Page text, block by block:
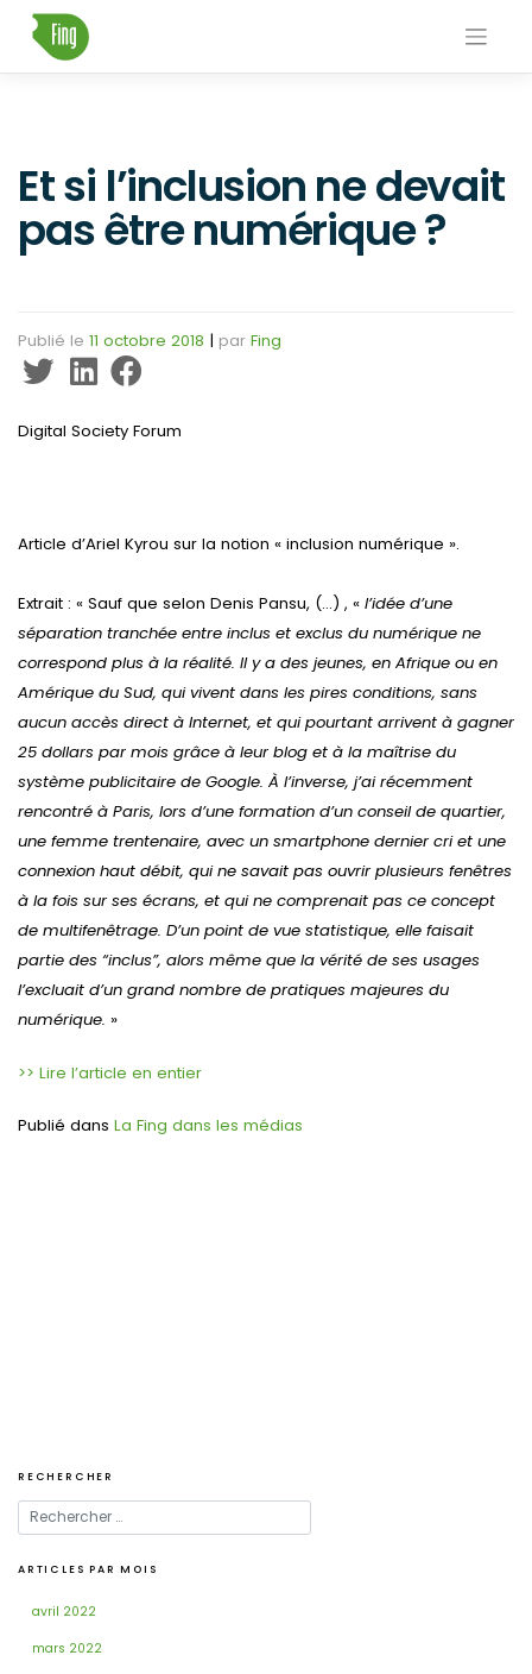
content
Et si l’inclusion ne devait
pas être numérique ?
Publié le 11 octobre 2018 | par Fing
Digital Society Forum
Article d’Ariel Kyrou sur la notion « inclusion numérique ».
Extrait : « Sauf que selon Denis Pansu, (…) , « l’idée d’une
séparation tranchée entre inclus et exclus du numérique ne
correspond plus à la réalité. Il y a des jeunes, en Afrique ou en
Amérique du Sud, qui vivent dans les pires conditions, sans
aucun accès direct à Internet, et qui pourtant arrivent à gagner
25 dollars par mois grâce à leur blog et à la maîtrise du
système publicitaire de Google. À l’inverse, j’ai récemment
rencontré à Paris, lors d’une formation d’un conseil de quartier,
une femme trentenaire, avec un smartphone dernier cri et une
connexion haut débit, qui ne savait pas ouvrir plusieurs fenêtres
à la fois sur ses écrans, et qui ne comprenait pas ce concept
de multifenêtrage. D’un point de vue statistique, elle faisait
partie des “inclus”, alors même que la vérité de ses usages
l’excluait d’un grand nombre de pratiques majeures du
numérique. »
>> Lire l’article en entier
Publié dans La Fing dans les médias
RECHERCHER
ARTICLES PAR MOIS
avril 2022
mars 2022